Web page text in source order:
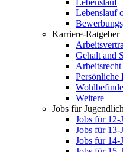
Lebenslauf
Lebenslauf
Karriere-Ratgeber
Gehalt and
Arbeitsrecht
Weitere
Jobs für
Jobs für 12-
Jobs für 13-
Jobs für 14-